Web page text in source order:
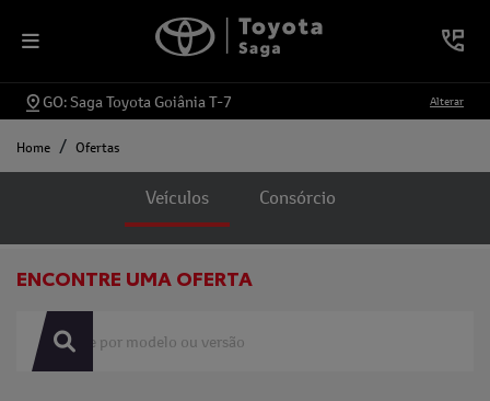
GO: Saga Toyota Goiânia T-7 Alterar
Home Ofertas
Veículos Consórcio
Ofertas
ENCONTRE UMA OFERTA